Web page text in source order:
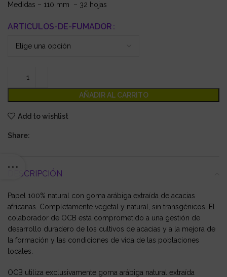
Medidas – 110 mm – 32 hojas
ARTICULOS-DE-FUMADOR
AÑADIR AL CARRITO
Add to wishlist
Share:
DESCRIPCIÓN
Papel 100% natural con goma arábiga extraída de acacias
africanas. Completamente vegetal y natural, sin transgénicos. El
colaborador de OCB está comprometido a una gestión de
desarrollo duradero de los cultivos de acacias y a la mejora de
la formación y las condiciones de vida de las poblaciones
locales.
OCB utiliza exclusivamente goma arábiga natural extraída